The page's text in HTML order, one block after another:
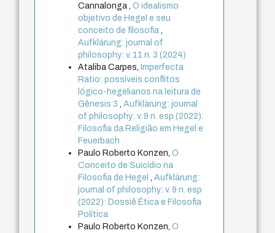
Cannalonga ,O idealismo
objetivo de Hegel e seu
conceito de filosofia
Aufklärung: journal of
philosophy: v. 11 n. 3 (2024)
Ataliba Carpes,Imperfecta
Ratio: possíveis conflitos
lógico-hegelianos na leitura de
Gênesis 3
,Aufklärung: journal
of philosophy: v. 9 n. esp (2022):
Filosofia da Religião em Hegel e
Feuerbach
Paulo Roberto Konzen,O
Conceito de Suicídio na
Filosofia de Hegel
,Aufklärung:
journal of philosophy: v. 9 n. esp
(2022): Dossiê Ética e Filosofia
Política
Paulo Roberto Konzen,O